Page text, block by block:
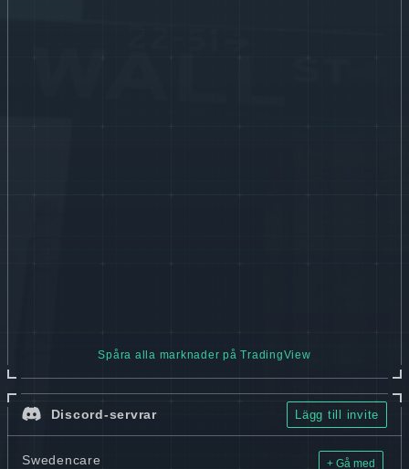
Spåra alla marknader på TradingView
Discord-servrar Lägg till invite
Swedencare + Gå med